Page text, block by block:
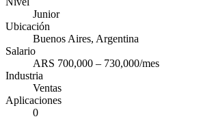
Junior
Ubicación
Buenos Aires, Argentina
Salario
ARS 700,000 – 730,000/mes
Industria
Ventas
Aplicaciones
0